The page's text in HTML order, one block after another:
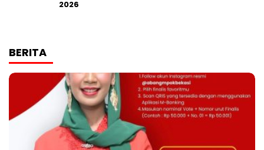
2026
BERITA